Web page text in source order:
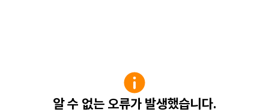
알 수 없는 오류가 발생했습니다.